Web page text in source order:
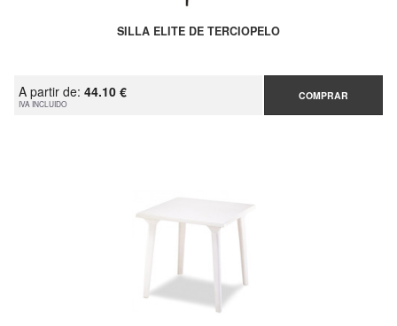
SILLA ELITE DE TERCIOPELO
A partir de: 44.10 €
IVA INCLUIDO
COMPRAR